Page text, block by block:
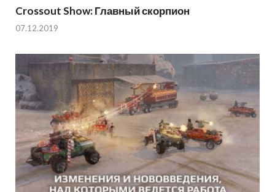
Crossout Show: Главный скорпион
07.12.2019